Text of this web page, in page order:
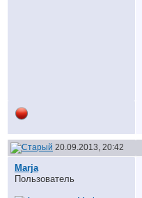
20.09.2013, 20:42
Marja
Пользователь